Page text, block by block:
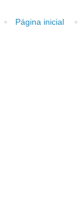
Página inicial